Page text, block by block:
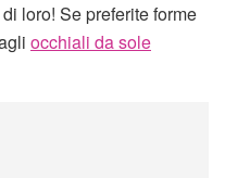
loro! Se preferite forme
occhiali da sole